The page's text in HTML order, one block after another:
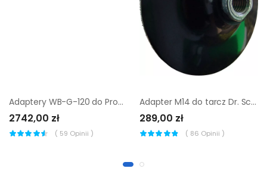
Adaptery WB-G-120 do Probst Ftz-multi-15 / ftz-multi-15-d
2742,00 zł
( 59 Opinii )
Adapter M14 do tarcz Dr. Schulze 175 mm
289,00 zł
( 86 Opinii )